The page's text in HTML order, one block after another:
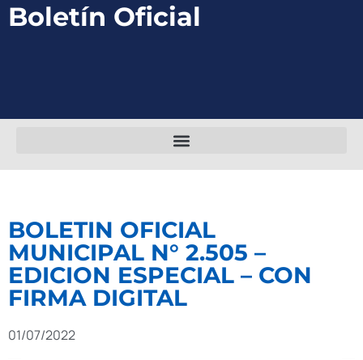
Boletín Oficial
BOLETIN OFICIAL
MUNICIPAL N° 2.505 –
EDICION ESPECIAL – CON
FIRMA DIGITAL
01/07/2022